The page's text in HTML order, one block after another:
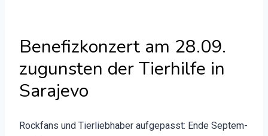
Benefizkonzert am 28.09.
zugunsten der Tierhilfe in
Sarajevo
Rock­fans und Tier­lieb­haber aufgepasst: Ende Sep­tem­